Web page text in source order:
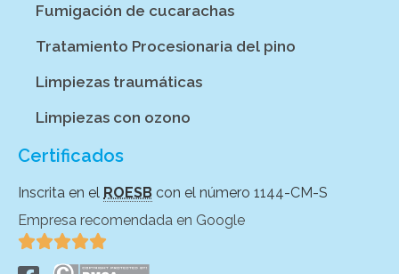
Fumigación de cucarachas
Tratamiento Procesionaria del pino
Limpiezas traumáticas
Limpiezas con ozono
Certificados
Inscrita en el ROESB con el número 1144-CM-S
Empresa recomendada en Google
